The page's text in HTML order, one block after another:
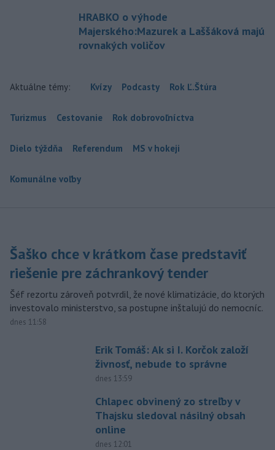
HRABKO o výhode
Majerského:Mazurek a Laššáková majú
rovnakých voličov
Aktuálne témy: Kvízy Podcasty Rok Ľ.Štúra
Turizmus Cestovanie Rok dobrovoľníctva
Dielo týždňa Referendum MS v hokeji
Komunálne voľby
Šaško chce v krátkom čase predstaviť
riešenie pre záchrankový tender
Šéf rezortu zároveň potvrdil, že nové klimatizácie, do ktorých
investovalo ministerstvo, sa postupne inštalujú do nemocníc.
dnes 11:58
Erik Tomáš: Ak si I. Korčok založí
živnosť, nebude to správne
dnes 13:59
Chlapec obvinený zo streľby v
Thajsku sledoval násilný obsah
online
dnes 12:01